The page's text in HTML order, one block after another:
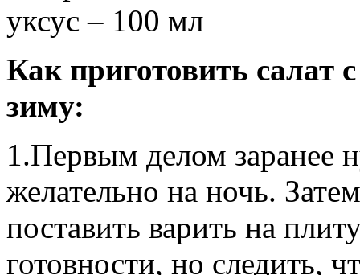
уксус – 100 мл
Как приготовить салат
зиму:
1.Первым делом заранее
желательно на ночь.
поставить варить на
готовности, но следить,